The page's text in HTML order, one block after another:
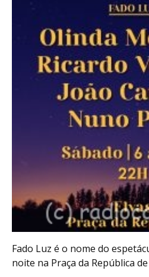
Fado Luz é o nome do
noite na Praça da República